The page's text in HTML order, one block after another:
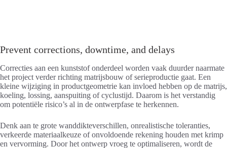
Prevent corrections, downtime, and delays
Correcties aan een kunststof onderdeel worden vaak duurder naarmate
het project verder richting matrijsbouw of serieproductie gaat. Een
kleine wijziging in productgeometrie kan invloed hebben op de matrijs,
koeling, lossing, aanspuiting of cyclustijd. Daarom is het verstandig
om potentiële risico’s al in de ontwerpfase te herkennen.
Denk aan te grote wanddikteverschillen, onrealistische toleranties,
verkeerde materiaalkeuze of onvoldoende rekening houden met krimp
en vervorming. Door het ontwerp vroeg te optimaliseren, wordt de